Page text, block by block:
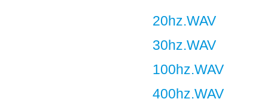
20hz.WAV
30hz.WAV
100hz.WAV
400hz.WAV